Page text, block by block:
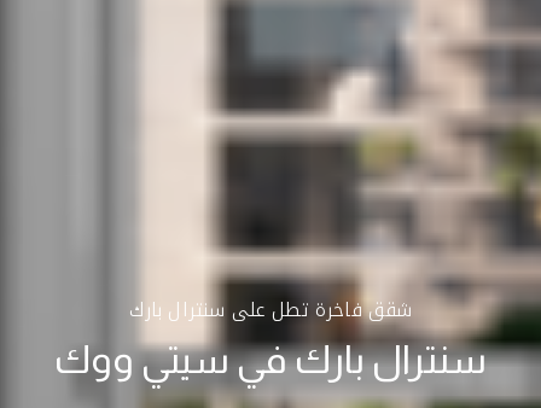
شقق فاخرة تطل على سنترال بارك
سنترال بارك في سيتي ووك